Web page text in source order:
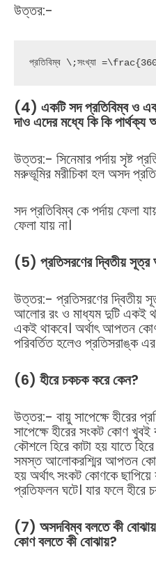
উত্তর:-
প্রতিবিম্ব \;সংখ্যা
(4) একটি সদ প্রতিবিম্ব ও
দাও এদের মধ্যে কি কি
উত্তর:- সিনেমার পর্দায় সৃষ্ট
মরুভূমির মরীচিকা হল অসদ
সদ প্রতিবিম্ব কে পর্দায় ফেলা
ফেলা যায় না।
(5) প্রতিসরণের দ্বিতীয় সূত্র
উত্তর:- প্রতিসরণের দ্বিতীয়
আলোর রং ও মাধ্যম দুটি একই
একই থাকবে। অর্থাৎ আপতন
পরিবর্তিত হলেও প্রতিসরাঙ্ক এর
(6) হীরে চকচক করে কেন?
উত্তর:- বায়ু সাপেক্ষে হীরের
সাপেক্ষে হীরের সংকট কোণ
কৌশলে হিরে কাটা হয় যাতে
সমস্ত আলোকরশ্মির আপতন
হয় অর্থাৎ সংকট কোণকে
প্রতিফলন ঘটে। যার ফলে হীরে
(7) অসদবিম্ব বলতে কী
কোণ বলতে কী বোঝায়?